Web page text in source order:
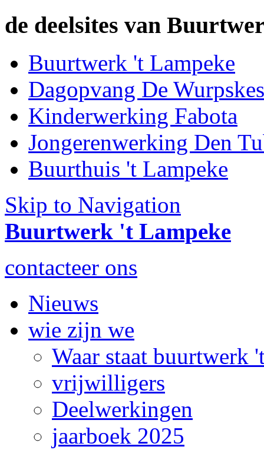
de deelsites van
Buurtwerk 't Lampeke
Dagopvang De Wurpskes
Kinderwerking Fabota
Jongerenwerking Den
Buurthuis 't Lampeke
Skip to Navigation
Buurtwerk 't Lampeke
contacteer ons
Nieuws
wie zijn we
Waar staat buurtwerk
vrijwilligers
Deelwerkingen
jaarboek 2025